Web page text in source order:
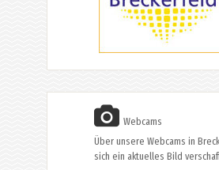
Webcams
Über unsere Webcams in
sich ein aktuelles Bild